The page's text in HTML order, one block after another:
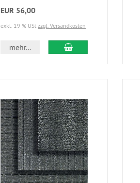
EUR 56,00
exkl. 19 % USt zzgl. Versandkosten
mehr...